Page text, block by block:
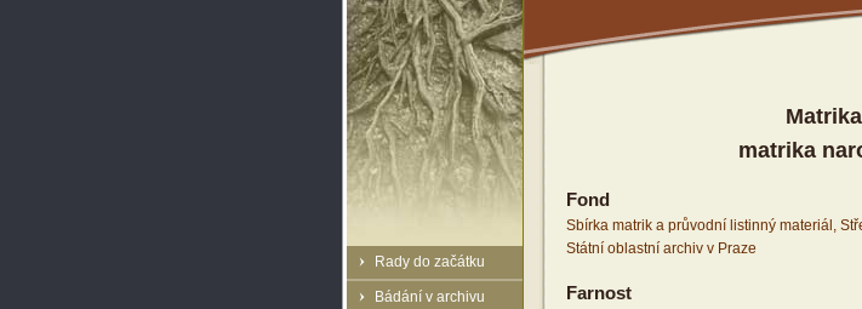
Rady do začátku
Bádání v archivu
matrika
Fond
Sbírka matrik a průvodní listinný materiál,
Státní oblastní archiv v Praze
Farnost